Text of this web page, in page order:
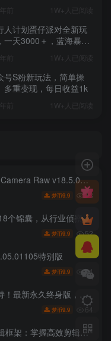
前 1W+人已阅读
人计划蛋仔派对全新玩
一天3000＋，蓝海暴力
前 1W+人已阅读
号S粉新玩法，简单操
多重变现，每日收益1k
前 1W+人已阅读
Raw v18.5.0中文版
梦币9.9 28
直播话术、起号实操，步步可落地的锦囊，实体老板转型必学
梦币9.9 52
特别版
梦币9.9 84
复，图片变清晰无损放大工具，Aiarty Image Enhancer
梦币9.9 64
手法，搭配精选剧集素材快速制作解说短视频